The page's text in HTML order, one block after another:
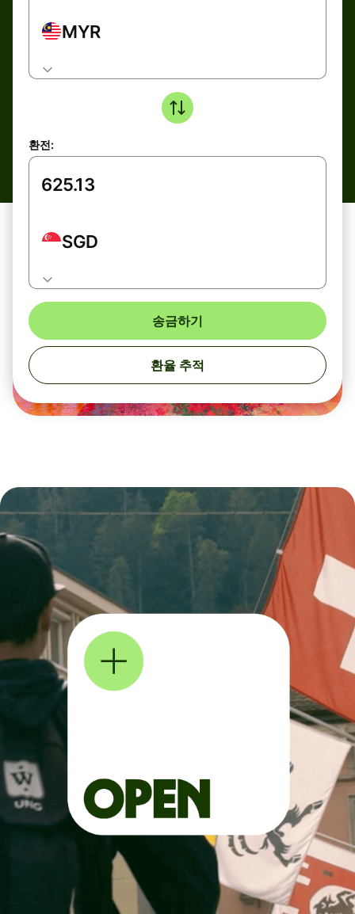
MYR
환전:
SGD
송금하기
환율 추적